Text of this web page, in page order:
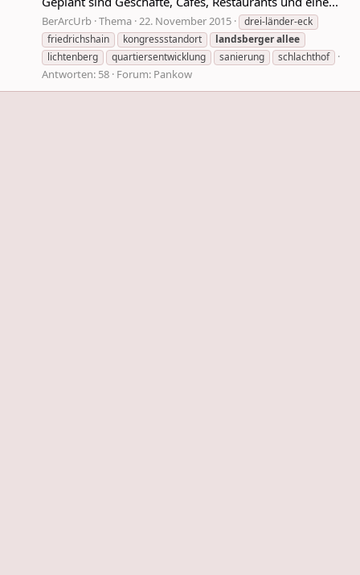
BerArcUrb Thema 22. November 2015
drei-länder-eck
friedrichshain
kongressstandort landsbergerallee
lichtenberg
quartiersentwicklung sanierung schlachthof
Antworten: 58 Forum: Pankow